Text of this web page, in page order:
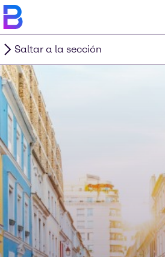
Saltar a la sección